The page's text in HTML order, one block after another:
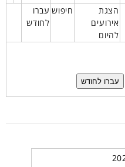
הצגת
אירועים
להיום
חיפוש עברו
לחודש
עברו לחודש